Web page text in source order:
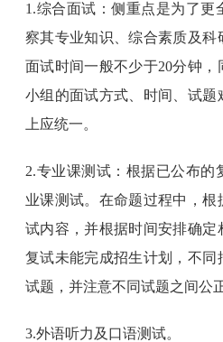
1.综合面试：侧重点是为了更
察其专业知识、综合素质及科
面试时间一般不少于20分钟
小组的面试方式、时间、试题
上应统一。
2.专业课测试：根据已公布的
业课测试。在命题过程中，
试内容，并根据时间安排确定
复试未能完成招生计划，不同
试题，并注意不同试题之间公
3.外语听力及口语测试。